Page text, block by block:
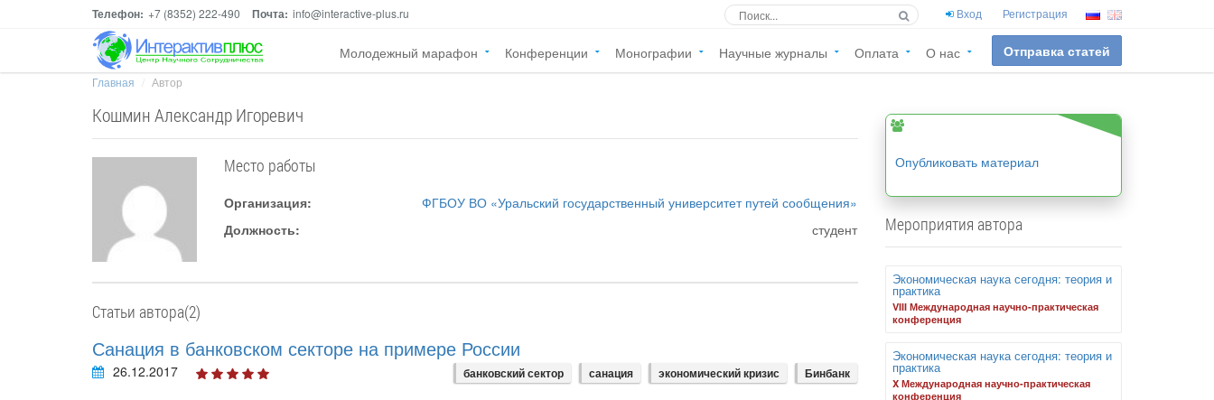
Телефон: +7 (8352) 222-490 Почта: info@interactive-plus.ru Вход Регистрация
Молодежный марафон Конференции Монографии Научные журналы Оплата О нас Отправка статей
Главная Автор
Кошмин Александр Игоревич
Место работы
Организация:
ФГБОУ ВО «Уральский государственный университет путей сообщения»
Должность:
студент
Статьи автора(2)
Санация в банковском секторе на примере России
26.12.2017 банковский сектор санация экономический кризис Бинбанк
Опубликовать материал
Мероприятия автора
Экономическая наука сегодня: теория и
практика
VIII Международная научно-практическая
конференция
Экономическая наука сегодня: теория и
практика
X Международная научно-практическая
конференция